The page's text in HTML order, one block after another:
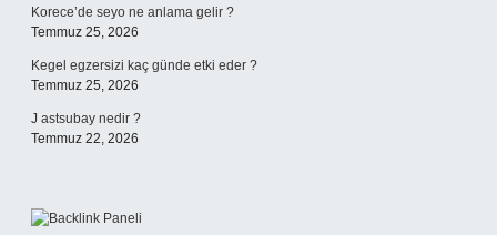
Korece’de seyo ne anlama gelir ?
Temmuz 25, 2026
Kegel egzersizi kaç günde etki eder ?
Temmuz 25, 2026
J astsubay nedir ?
Temmuz 22, 2026